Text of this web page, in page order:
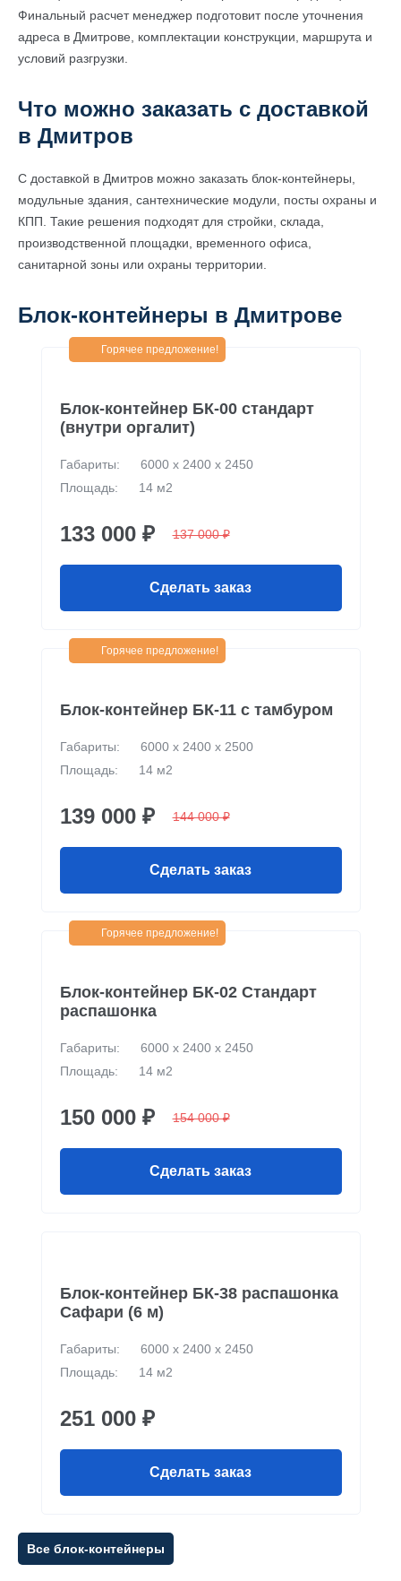
Финальный расчет менеджер подготовит после уточнения
адреса в Дмитрове, комплектации конструкции, маршрута и
условий разгрузки.
Что можно заказать с доставкой
в Дмитров
С доставкой в Дмитров можно заказать блок-контейнеры,
модульные здания, сантехнические модули, посты охраны и
КПП. Такие решения подходят для стройки, склада,
производственной площадки, временного офиса,
санитарной зоны или охраны территории.
Блок-контейнеры в Дмитрове
Горячее предложение!
Блок-контейнер БК-00 стандарт
(внутри оргалит)
Габариты:
6000 х 2400 х 2450
Площадь:
14 м2
133 000 ₽ 137 000 ₽
Сделать заказ
Горячее предложение!
Блок-контейнер БК-11 c тамбуром
Габариты:
6000 х 2400 х 2500
Площадь:
14 м2
139 000 ₽ 144 000 ₽
Сделать заказ
Горячее предложение!
Блок-контейнер БК-02 Стандарт
распашонка
Габариты:
6000 х 2400 х 2450
Площадь:
14 м2
150 000 ₽ 154 000 ₽
Сделать заказ
Блок-контейнер БК-38 распашонка
Сафари (6 м)
Габариты:
6000 х 2400 х 2450
Площадь:
14 м2
251 000 ₽
Сделать заказ
Все блок-контейнеры